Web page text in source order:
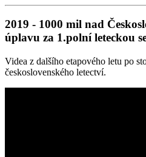
2019 - 1000 mil nad
úplavu za 1.polní leteckou
Videa z dalšího etapového letu po
československého letectví.